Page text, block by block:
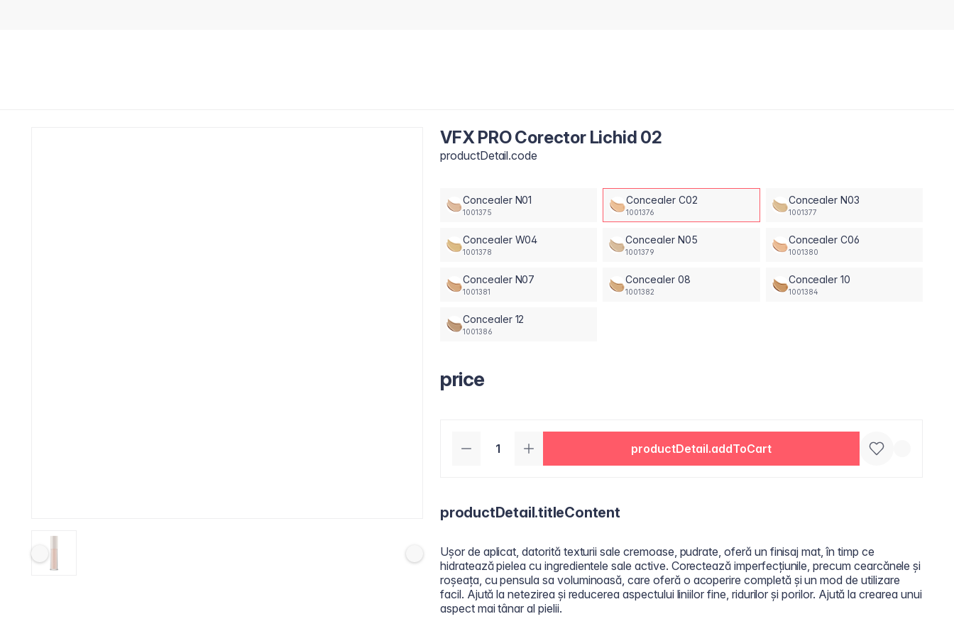
VFX PRO Corector Lichid 02
productDetail.code
Concealer N01
1001375
Concealer C02
1001376
Concealer N03
1001377
Concealer W04
1001378
Concealer N05
1001379
Concealer C06
1001380
Concealer N07
1001381
Concealer 08
1001382
Concealer 10
1001384
Concealer 12
1001386
price
productDetail.addToCart
productDetail.titleContent
Ușor de aplicat, datorită texturii sale cremoase, pudrate, oferă un finisaj mat, în timp ce
hidratează pielea cu ingredientele sale active. Corectează imperfecțiunile, precum cearcănele și
roșeața, cu pensula sa voluminoasă, care oferă o acoperire completă și un mod de utilizare
facil. Ajută la netezirea și reducerea aspectului liniilor fine, ridurilor și porilor. Ajută la crearea unui
aspect mai tânar al pielii.